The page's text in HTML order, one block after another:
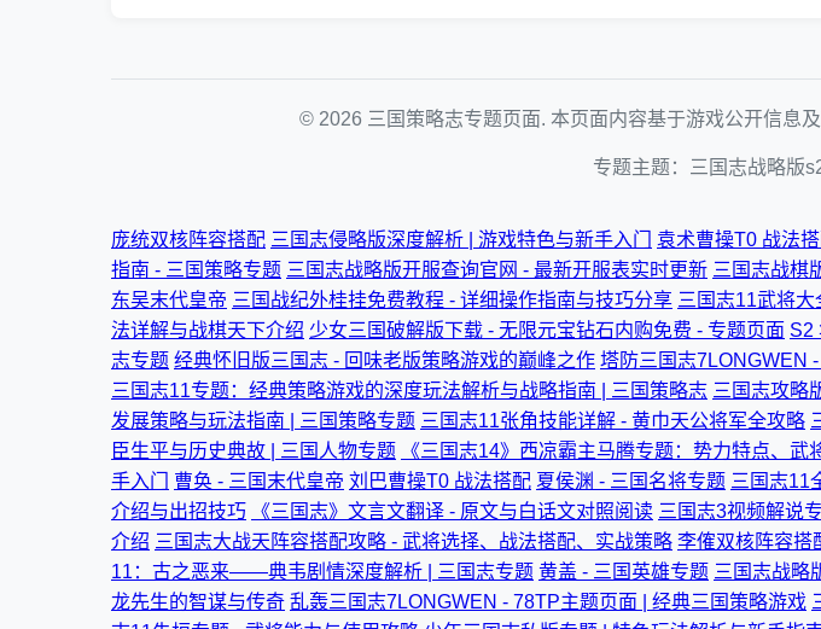
© 2026 三国策略志专题页面. 本页面内容基于游戏公开信息
专题主题：三国志战略版
庞统双核阵容搭配 三国志侵略版深度解析 | 游戏特色与新手入门 袁术曹操T0 战法
指南 - 三国策略专题 三国志战略版开服查询官网 - 最新开服表实时更新 三国志战棋
东吴末代皇帝 三国战纪外桂挂免费教程 - 详细操作指南与技巧分享 三国志11武将
法详解与战棋天下介绍 少女三国破解版下载 - 无限元宝钻石内购免费 - 专题页面 S2
志专题 经典怀旧版三国志 - 回味老版策略游戏的巅峰之作 塔防三国志7LONGWEN
三国志11专题：经典策略游戏的深度玩法解析与战略指南 | 三国策略志 三国志攻略
发展策略与玩法指南 | 三国策略专题 三国志11张角技能详解 - 黄巾天公将军全攻略
臣生平与历史典故 | 三国人物专题
《三国志14》西凉霸主马腾专题：势力特点、武
手入门
曹奂 - 三国末代皇帝 刘巴曹操T0 战法搭配 夏侯渊 - 三国名将专题 三国志11
介绍与出招技巧
《三国志》文言文翻译 - 原文与白话文对照阅读 三国志3视频解说
介绍 三国志大战天阵容搭配攻略 - 武将选择、战法搭配、实战策略 李傕双核阵容搭
11：古之恶来——典韦剧情深度解析 | 三国志专题 黄盖 - 三国英雄专题 三国志战略
龙先生的智谋与传奇 乱轰三国志7LONGWEN - 78TP主题页面 | 经典三国策略游戏